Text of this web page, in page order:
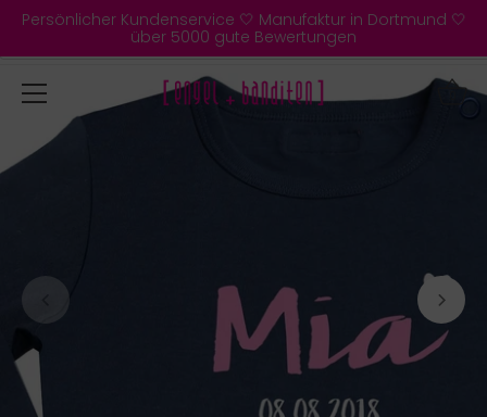
Direkt
Inhalt
Persönlicher Kundenservice 🤍 Manufaktur in Dortmund 🤍
über 5000 gute Bewertungen